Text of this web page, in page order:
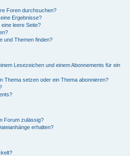
Foren durchsuchen?
Ergebnisse?
leere Seite?
und Themen finden?
Lesezeichen und einem Abonnements für ein
Thema setzen oder ein Thema abonnieren?
Forum zulässig?
erhalten?